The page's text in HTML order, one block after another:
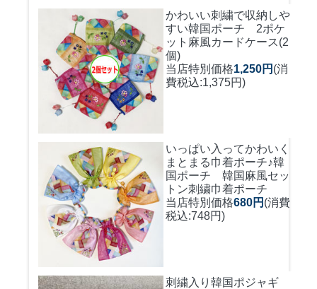
かわいい刺繍で収納しや
すい韓国ポーチ 2ポケ
ット麻風カードケース(2
個)
当店特別価格1,250円 (消
費税込:1,375円)
いっぱい入ってかわいく
まとまる巾着ポーチ♪韓
国ポーチ 韓国麻風セッ
トン刺繍巾着ポーチ
当店特別価格680円 (消費
税込:748円)
刺繍入り韓国ポジャギ